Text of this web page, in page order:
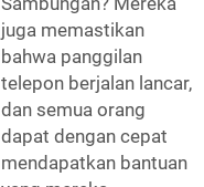
juga memastikan
bahwa panggilan
telepon berjalan lancar,
dan semua orang
dapat dengan cepat
mendapatkan bantuan